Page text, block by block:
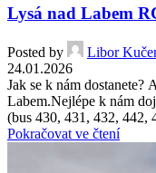
Lysá nad Labem
Posted by
Libor
24.01.2026
Jak se k nám dostanete?
Labem.Nejlépe k nám
(bus 430, 431, 432, 442,
Pokračovat ve čtení